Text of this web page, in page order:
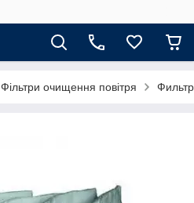
Фільтри очищення повітря